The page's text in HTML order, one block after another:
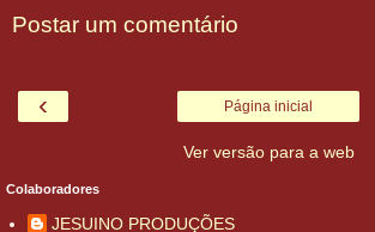
Postar um comentário
‹ Página inicial
Ver versão para a web
Colaboradores
JESUINO PRODUÇÕES